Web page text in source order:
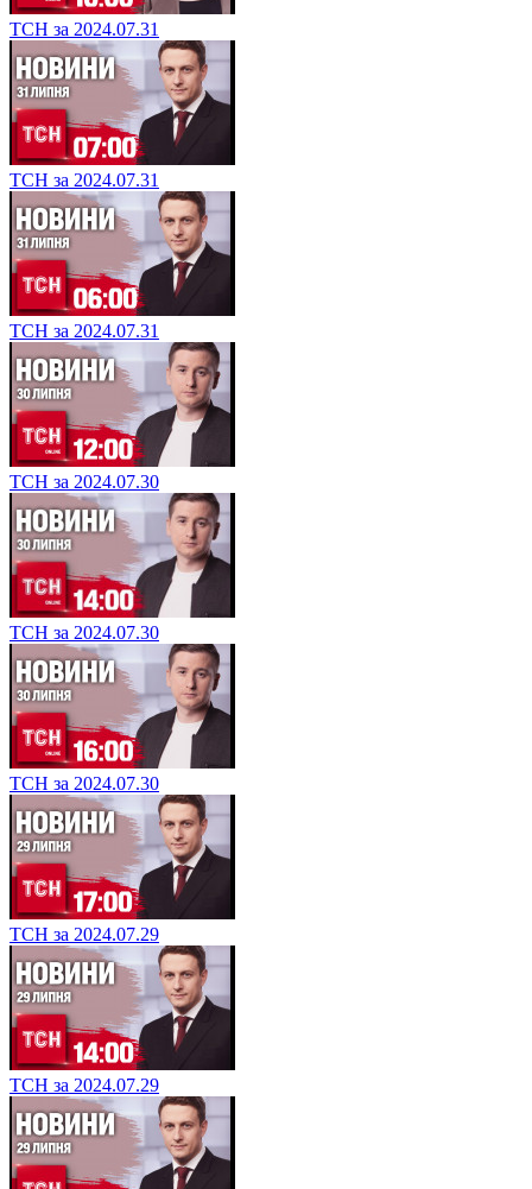
ТСН за 2024.07.31
ТСН за 2024.07.31
ТСН за 2024.07.31
ТСН за 2024.07.30
ТСН за 2024.07.30
ТСН за 2024.07.30
ТСН за 2024.07.29
ТСН за 2024.07.29